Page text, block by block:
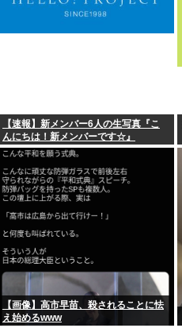
【速報】新メンバー6人の生写真『こ
んにちは！新メンバーです☆』
【画像】高市早苗、殺されることに怯
え始めるwww